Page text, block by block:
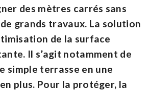
des mètres carrés sans
de grands travaux. La solution
de la surface
Il s’agit notamment de
simple terrasse en une
plus. Pour la protéger, la